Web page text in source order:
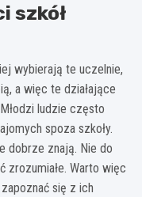
szkół
wybierają te uczelnie,
a więc te działające
ludzie często
spoza szkoły.
dobrze znają. Nie do
zrozumiałe. Warto więc
się z ich